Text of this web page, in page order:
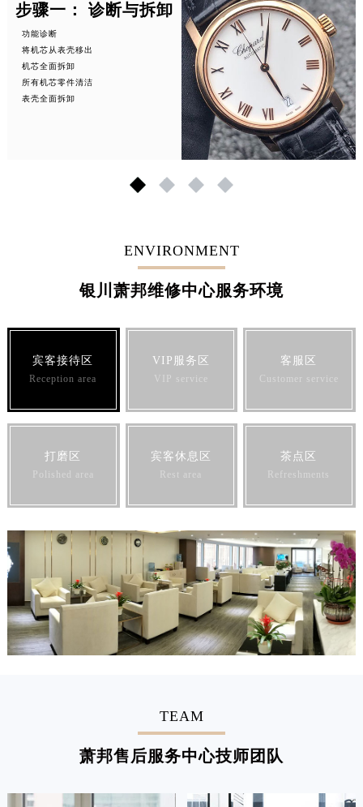
步骤一： 诊断与拆卸
功能诊断
将机芯从表壳移出
机芯全面拆卸
所有机芯零件清洁
表壳全面拆卸
1 2 3 4
ENVIRONMENT
银川萧邦维修中心服务环境
宾客接待区
Reception area
VIP服务区
VIP service
客服区
Customer service
打磨区
Polished area
宾客休息区
Rest area
茶点区
Refreshments
TEAM
萧邦售后服务中心技师团队